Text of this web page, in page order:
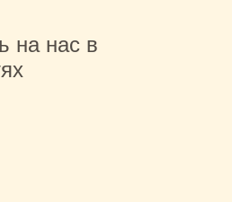
на нас в